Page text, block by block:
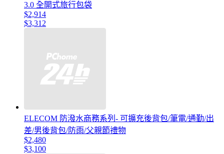
3.0 全開式旅行包袋
$2,914
$3,312
ELECOM 防潑水商務系列- 可擴充後背包/筆電/通勤/出
差/男後背包/防雨/父親節禮物
$2,480
$3,100